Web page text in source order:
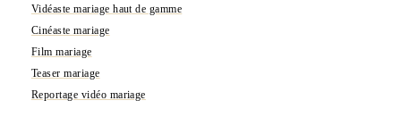
Vidéaste mariage haut de gamme
Cinéaste mariage
Film mariage
Teaser mariage
Reportage vidéo mariage